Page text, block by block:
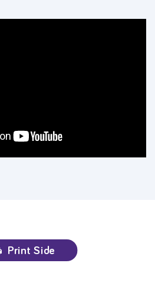
Print Side